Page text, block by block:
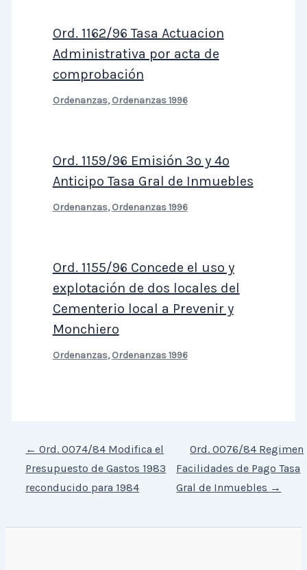
Ord. 1162/96 Tasa Actuacion
Administrativa por acta de
comprobación
Ordenanzas,Ordenanzas 1996
Ord. 1159/96 Emisión 3º y 4º
Anticipo Tasa Gral de Inmuebles
Ordenanzas,Ordenanzas 1996
Ord. 1155/96 Concede el uso y
explotación de dos locales del
Cementerio local a Prevenir y
Monchiero
Ordenanzas,Ordenanzas 1996
← Ord. 0074/84 Modifica el
Presupuesto de Gastos 1983
reconducido para 1984
Ord. 0076/84 Regimen
Facilidades de Pago Tasa
Gral de Inmuebles →